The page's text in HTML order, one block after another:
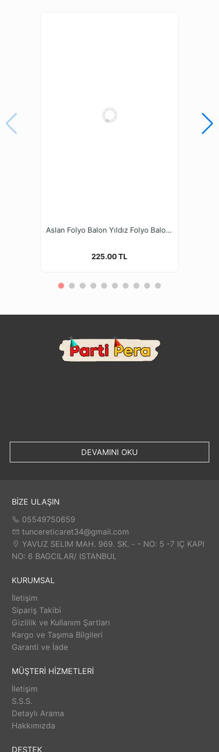
Aslan Folyo Balon Yıldız Folyo Balon Doğum Günü Balon Seti
225.00 TL
DEVAMINI OKU
BİZE ULAŞIN
05549750659
tuncereticaret34@gmail.com
YAVUZ SELIM MAH. 969. SK. - - NO: 5 -7 IÇ KAPI
NO: 6 BAGCILAR/ ISTANBUL
KURUMSAL
İletişim
Sipariş Takibi
Gizlilik ve Kullanım Şartları
Kargo ve Taşıma Bilgileri
Garanti ve İade
MÜŞTERİ HİZMETLERİ
İletişim
S.S.S.
Detaylı Arama
Hakkımızda
DESTEK